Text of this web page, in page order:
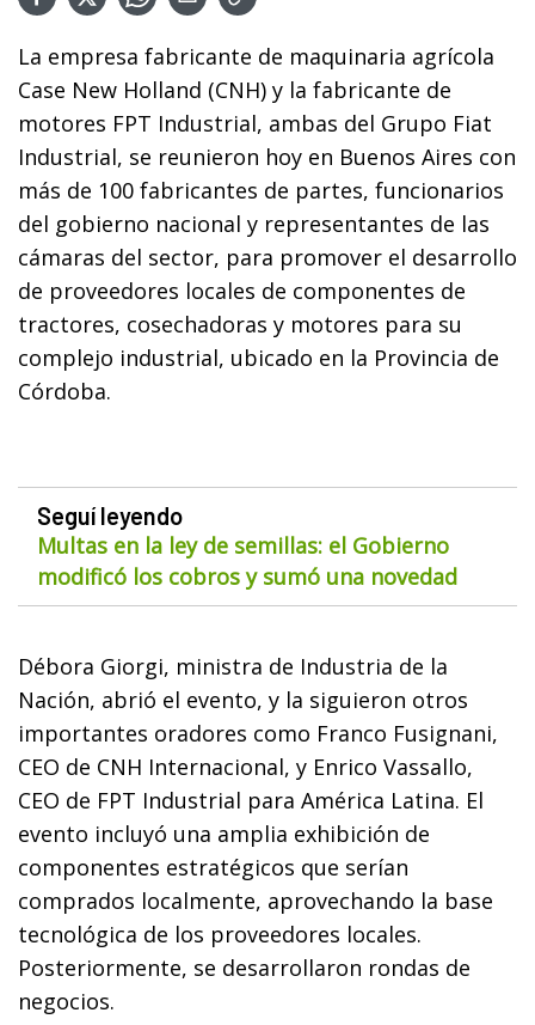
La empresa fabricante de maquinaria agrícola
Case New Holland (CNH) y la fabricante de
motores FPT Industrial, ambas del Grupo Fiat
Industrial, se reunieron hoy en Buenos Aires con
más de 100 fabricantes de partes, funcionarios
del gobierno nacional y representantes de las
cámaras del sector, para promover el desarrollo
de proveedores locales de componentes de
tractores, cosechadoras y motores para su
complejo industrial, ubicado en la Provincia de
Córdoba.
Seguí leyendo
Multas en la ley de semillas: el Gobierno
modificó los cobros y sumó una novedad
Débora Giorgi, ministra de Industria de la
Nación, abrió el evento, y la siguieron otros
importantes oradores como Franco Fusignani,
CEO de CNH Internacional, y Enrico Vassallo,
CEO de FPT Industrial para América Latina. El
evento incluyó una amplia exhibición de
componentes estratégicos que serían
comprados localmente, aprovechando la base
tecnológica de los proveedores locales.
Posteriormente, se desarrollaron rondas de
negocios.